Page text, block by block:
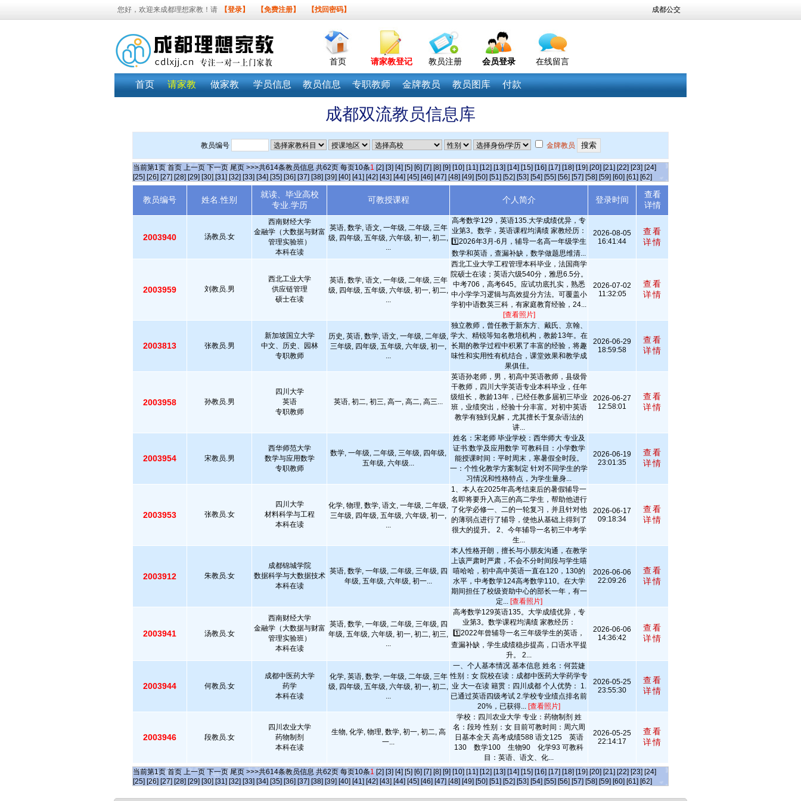
您好，欢迎来成都理想家教！请 【登录】 【免费注册】 【找回密码】 成都公交
首页 请家教登记 教员注册 会员登录 在线留言
首页 请家教 做家教 学员信息 教员信息 专职教师 金牌教员 教员图库 付款
成都双流教员信息库
教员编号 金牌教员
当前第1页 首页 上一页 下一页 尾页 >>>共614条教员信息 共62页 每页10条1 [2] [3] [4] [5] [6] [7] [8] [9] [10] [11] [12] [13] [14] [15] [16] [17] [18] [19] [20] [21] [22] [23] [24]
[25] [26] [27] [28] [29] [30] [31] [32] [33] [34] [35] [36] [37] [38] [39] [40] [41] [42] [43] [44] [45] [46] [47] [48] [49] [50] [51] [52] [53] [54] [55] [56] [57] [58] [59] [60] [61] [62]
教员编号 姓名.性别
就读、毕业高校
专业.学历
可教授课程 个人简介 登录时间
查看
详情
2003940 汤教员.女
西南财经大学
金融学（大数据与财富
管理实验班）
本科在读
英语, 数学, 语文, 一年级, 二年级, 三年
级, 四年级, 五年级, 六年级, 初一, 初二,
...
高考数学129，英语135.大学成绩优异，专
业第3。数学，英语课程均满绩 家教经历：
1️⃣2026年3月-6月，辅导一名高一年级学生
数学和英语，查漏补缺，数学做题思维清...
2026-08-05
16:41:44
查看
详情
2003959 刘教员.男
西北工业大学
供应链管理
硕士在读
英语, 数学, 语文, 一年级, 二年级, 三年
级, 四年级, 五年级, 六年级, 初一, 初二,
...
西北工业大学工程管理本科毕业，法国商学
院硕士在读；英语六级540分，雅思6.5分。
中考706，高考645。应试功底扎实，熟悉
中小学学习逻辑与高效提分方法。可覆盖小
学初中语数英三科，有家庭教育经验，24...
[查看照片]
2026-07-02
11:32:05
查看
详情
2003813 张教员.男
新加坡国立大学
中文、历史、园林
专职教师
历史, 英语, 数学, 语文, 一年级, 二年级,
三年级, 四年级, 五年级, 六年级, 初一,
...
独立教师，曾任教于新东方、戴氏、京翰、
学大、精锐等知名教培机构，教龄13年。在
长期的教学过程中积累了丰富的经验，将趣
味性和实用性有机结合，课堂效果和教学成
果俱佳。
2026-06-29
18:59:58
查看
详情
2003958 孙教员.男
四川大学
英语
专职教师
英语, 初二, 初三, 高一, 高二, 高三...
英语孙老师，男，初高中英语教师，县级骨
干教师，四川大学英语专业本科毕业，任年
级组长，教龄13年，已经任教多届初三毕业
班，业绩突出，经验十分丰富。对初中英语
教学有独到见解，尤其擅长于复杂语法的
讲...
2026-06-27
12:58:01
查看
详情
2003954 宋教员.男
西华师范大学
数学与应用数学
专职教师
数学, 一年级, 二年级, 三年级, 四年级,
五年级, 六年级...
姓名：宋老师 毕业学校：西华师大 专业及
证书:数学及应用数学 可教科目：小学数学
能授课时间：平时周末，寒暑假全时段。
一：个性化教学方案制定 针对不同学生的学
习情况和性格特点，为学生量身...
2026-06-19
23:01:35
查看
详情
2003953 张教员.女
四川大学
材料科学与工程
本科在读
化学, 物理, 数学, 语文, 一年级, 二年级,
三年级, 四年级, 五年级, 六年级, 初一,
...
1、本人在2025年高考结束后的暑假辅导一
名即将要升入高三的高二学生，帮助他进行
了化学必修一、二的一轮复习，并且针对他
的薄弱点进行了辅导，使他从基础上得到了
很大的提升。 2、今年辅导一名初三中考学
生...
2026-06-17
09:18:34
查看
详情
2003912 朱教员.女
成都锦城学院
数据科学与大数据技术
本科在读
英语, 数学, 一年级, 二年级, 三年级, 四
年级, 五年级, 六年级, 初一...
本人性格开朗，擅长与小朋友沟通，在教学
上该严肃时严肃，不会不分时间段与学生嘻
嘻哈哈，初中高中英语一直在120，130的
水平，中考数学124高考数学110。在大学
期间担任了校级资助中心的部长一年，有一
定... [查看照片]
2026-06-06
22:09:26
查看
详情
2003941 汤教员.女
西南财经大学
金融学（大数据与财富
管理实验班）
本科在读
英语, 数学, 一年级, 二年级, 三年级, 四
年级, 五年级, 六年级, 初一, 初二, 初三,
...
高考数学129英语135。大学成绩优异，专
业第3。数学课程均满绩 家教经历：
1️⃣2022年曾辅导一名三年级学生的英语，
查漏补缺，学生成绩稳步提高，口语水平提
升。 2...
2026-06-06
14:36:42
查看
详情
2003944 何教员.女
成都中医药大学
药学
本科在读
化学, 英语, 数学, 一年级, 二年级, 三年
级, 四年级, 五年级, 六年级, 初一, 初二,
...
一、个人基本情况 基本信息 姓名：何芸婕
性别：女 院校在读：成都中医药大学药学专
业 大一在读 籍贯：四川成都 个人优势： 1.
已通过英语四级考试 2.学校专业绩点排名前
20%，已获得... [查看照片]
2026-05-25
23:55:30
查看
详情
2003946 段教员.女
四川农业大学
药物制剂
本科在读
生物, 化学, 物理, 数学, 初一, 初二, 高
一...
学校：四川农业大学 专业：药物制剂 姓
名：段玲 性别：女 目前可教时间：周六周
日基本全天 高考成绩588 语文125 英语
130 数学100 生物90 化学93 可教科
目：英语、语文、化...
2026-05-25
22:14:17
查看
详情
当前第1页 首页 上一页 下一页 尾页 >>>共614条教员信息 共62页 每页10条1 [2] [3] [4] [5] [6] [7] [8] [9] [10] [11] [12] [13] [14] [15] [16] [17] [18] [19] [20] [21] [22] [23] [24]
[25] [26] [27] [28] [29] [30] [31] [32] [33] [34] [35] [36] [37] [38] [39] [40] [41] [42] [43] [44] [45] [46] [47] [48] [49] [50] [51] [52] [53] [54] [55] [56] [57] [58] [59] [60] [61] [62]